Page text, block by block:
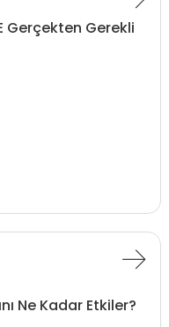
Gerçekten Gerekli
Ne Kadar Etkiler?